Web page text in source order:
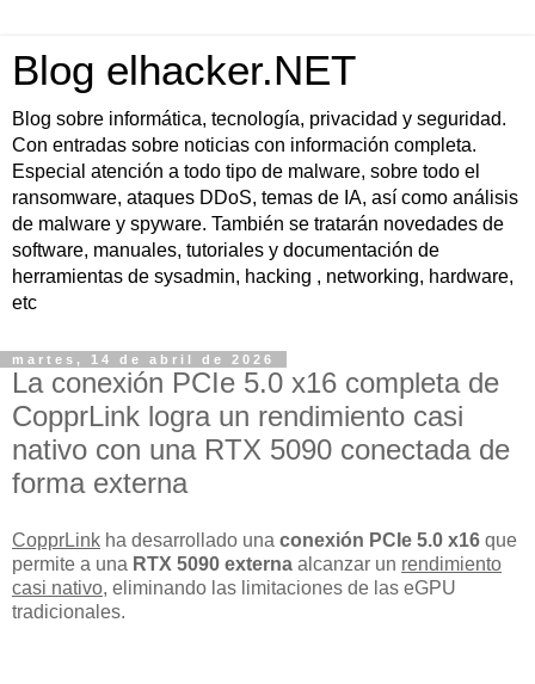
Blog elhacker.NET
Blog sobre informática, tecnología, privacidad y seguridad.
Con entradas sobre noticias con información completa.
Especial atención a todo tipo de malware, sobre todo el
ransomware, ataques DDoS, temas de IA, así como análisis
de malware y spyware. También se tratarán novedades de
software, manuales, tutoriales y documentación de
herramientas de sysadmin, hacking , networking, hardware,
etc
martes, 14 de abril de 2026
La conexión PCIe 5.0 x16 completa de
CopprLink logra un rendimiento casi
nativo con una RTX 5090 conectada de
forma externa
CopprLink ha desarrollado una conexión PCIe 5.0 x16 que
permite a una RTX 5090 externa alcanzar un rendimiento
casi nativo, eliminando las limitaciones de las eGPU
tradicionales.